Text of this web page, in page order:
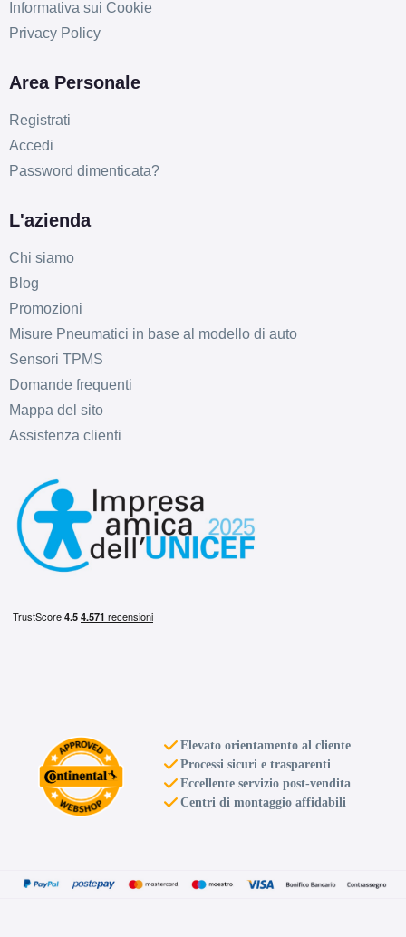
Informativa sui Cookie
Privacy Policy
Area Personale
Registrati
Accedi
Password dimenticata?
L'azienda
Chi siamo
Blog
Promozioni
Misure Pneumatici in base al modello di auto
Sensori TPMS
Domande frequenti
Mappa del sito
Assistenza clienti
Elevato orientamento al cliente
Processi sicuri e trasparenti
Eccellente servizio post-vendita
Centri di montaggio affidabili